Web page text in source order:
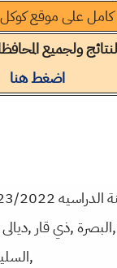
على موقع
ولجميع
اضغط هنا
,البصرة ,ذي قار